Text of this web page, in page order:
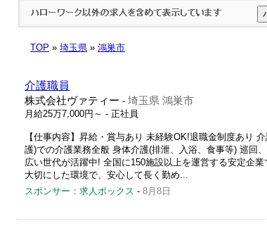
TOP » 埼玉県 » 鴻巣市
介護職員
株式会社ヴァティー - 埼玉県 鴻巣市
月給25万7,000円～ - 正社員
【仕事内容】昇給・賞与あり 未経験OK!退職金制度あり
護)での介護業務全般 身体介護(排泄、入浴、食事等) 巡回
広い世代が活躍中! 全国に150施設以上を運営する安定企
大切にした環境で、安心して長く勤め...
スポンサー：求人ボックス - 8月8日